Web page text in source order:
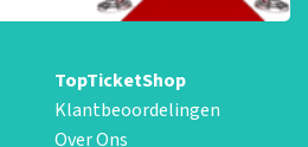
TopTicketShop
Klantbeoordelingen
Over Ons